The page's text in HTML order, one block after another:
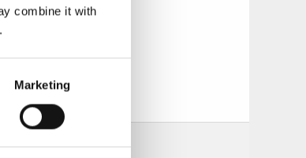
combine it with
Marketing
här >>